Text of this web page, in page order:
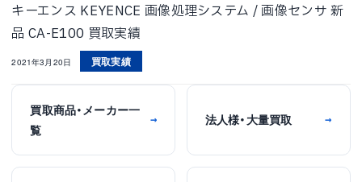
キーエンス KEYENCE 画像処理システム / 画像センサ 新
品 CA-E100 買取実績
2021年3月20日 買取実績
買取商品・メーカー一
覧
→ 法人様・大量買取 →